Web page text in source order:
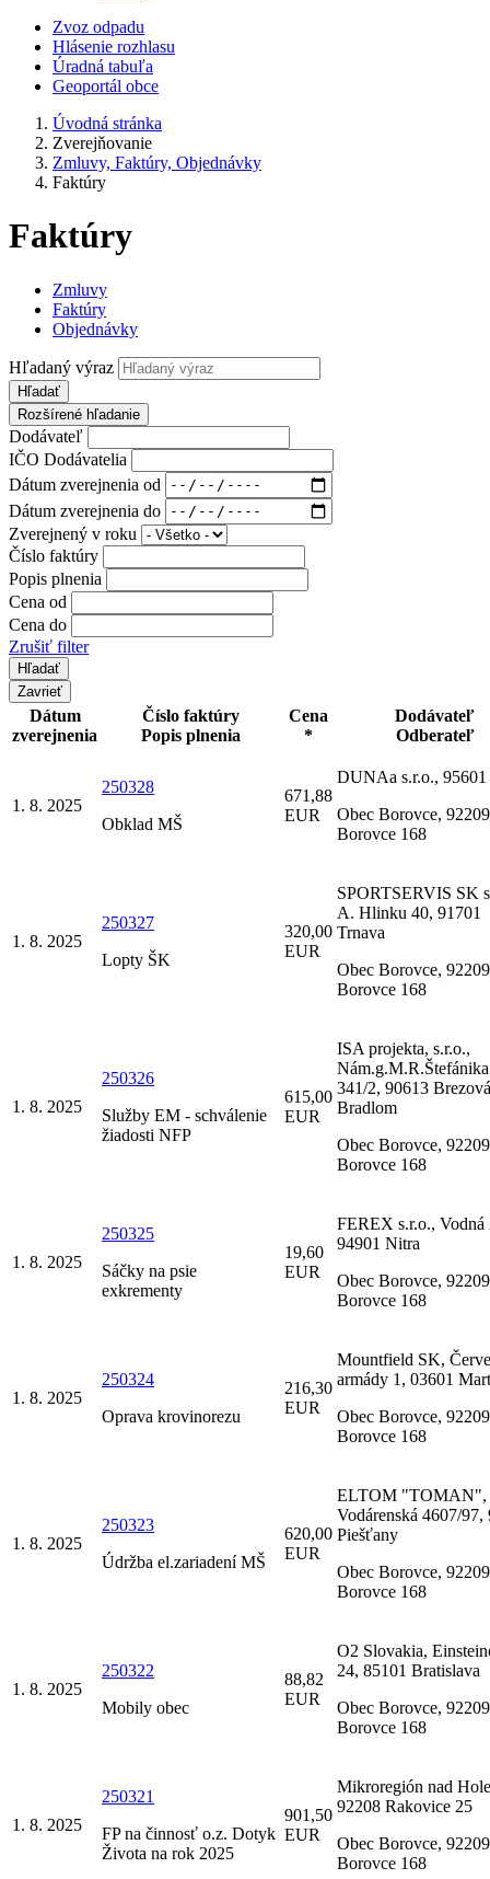
Zvoz odpadu
Hlásenie rozhlasu
Úradná tabuľa
Geoportál obce
Úvodná stránka
Zverejňovanie
Zmluvy, Faktúry, Objednávky
Faktúry
Faktúry
Zmluvy
Faktúry
Objednávky
Hľadaný výraz
Hľadať
Rozšírené hľadanie
Dodávateľ
IČO Dodávatelia
Dátum zverejnenia od
Dátum zverejnenia do
Zverejnený v roku
Číslo faktúry
Popis plnenia
Cena od
Cena do
Zrušiť filter
Zavrieť
Dátum
zverejnenia
Číslo faktúry
Popis plnenia
Cena
*
Dodávateľ
Odberateľ
1. 8. 2025
250328
Obklad MŠ
671,88
EUR
DUNAa s.r.o.,
Obec Borovce, 92209
Borovce 168
1. 8. 2025
250327
Lopty ŠK
320,00
EUR
SPORTSERVIS SK
A. Hlinku 40, 91701
Trnava
Obec Borovce, 92209
Borovce 168
1. 8. 2025
250326
Služby EM - schválenie
žiadosti NFP
615,00
EUR
ISA projekta, s.r.o.,
Nám.g.M.R.Štefánika
341/2, 90613
Bradlom
Obec Borovce, 92209
Borovce 168
1. 8. 2025
250325
Sáčky na psie
exkrementy
19,60
EUR
FEREX s.r.o., Vodná
94901 Nitra
Obec Borovce, 92209
Borovce 168
1. 8. 2025
250324
Oprava krovinorezu
216,30
EUR
Mountfield SK,
armády 1, 03601
Obec Borovce, 92209
Borovce 168
1. 8. 2025
250323
Údržba el.zariadení MŠ
620,00
EUR
ELTOM "TOMAN",
Vodárenská 4607/97,
Piešťany
Obec Borovce, 92209
Borovce 168
1. 8. 2025
250322
Mobily obec
88,82
EUR
O2 Slovakia,
24, 85101 Bratislava
Obec Borovce, 92209
Borovce 168
1. 8. 2025
250321
FP na činnosť o.z. Dotyk
Života na rok 2025
901,50
EUR
Mikroregión nad
92208 Rakovice 25
Obec Borovce, 92209
Borovce 168